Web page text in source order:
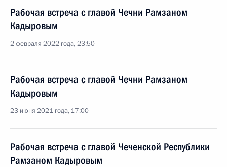
Рабочая встреча с главой Чечни Рамзаном
Кадыровым
2 февраля 2022 года, 23:50
Рабочая встреча с главой Чечни Рамзаном
Кадыровым
23 июня 2021 года, 17:00
Рабочая встреча с главой Чеченской Республики
Рамзаном Кадыровым